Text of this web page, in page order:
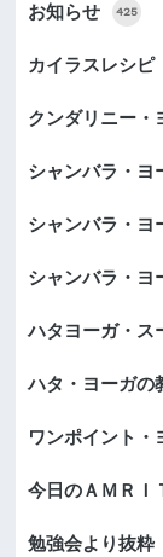
お知らせ 425
カイラスレシピ
クンダリニー・
シャンバラ・
シャンバラ・
シャンバラ・
ハタヨーガ・ス
ハタ・ヨーガの
ワンポイント・
今日のＡＭＲＩ
勉強会より抜粋